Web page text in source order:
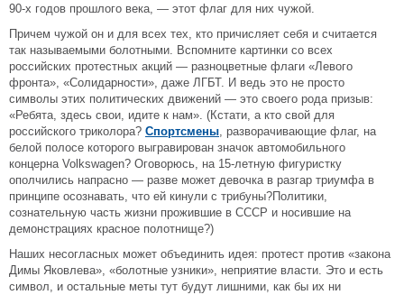
90-х годов прошлого века, — этот флаг для них чужой.
Причем чужой он и для всех тех, кто причисляет себя и считается
так называемыми болотными. Вспомните картинки со всех
российских протестных акций — разноцветные флаги «Левого
фронта», «Солидарности», даже ЛГБТ. И ведь это не просто
символы этих политических движений — это своего рода призыв:
«Ребята, здесь свои, идите к нам». (Кстати, а кто свой для
российского триколора? Спортсмены, разворачивающие флаг, на
белой полосе которого выгравирован значок автомобильного
концерна Volkswagen? Оговорюсь, на 15-летную фигуристку
ополчились напрасно — разве может девочка в разгар триумфа в
принципе осознавать, что ей кинули с трибуны?Политики,
сознательную часть жизни прожившие в СССР и носившие на
демонстрациях красное полотнище?)
Наших несогласных может объединить идея: протест против «закона
Димы Яковлева», «болотные узники», неприятие власти. Это и есть
символ, и остальные меты тут будут лишними, как бы их ни